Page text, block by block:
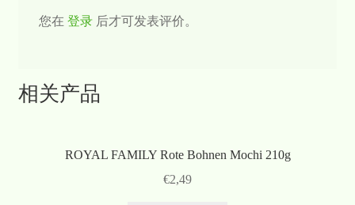
您在 登录后才可发表评价。
相关产品
ROYAL FAMILY Rote Bohnen Mochi 210g
€2,49